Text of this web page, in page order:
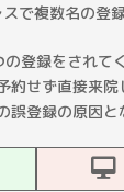
で複数名の登
登録をされて
約せず直接来院
誤登録の原因と